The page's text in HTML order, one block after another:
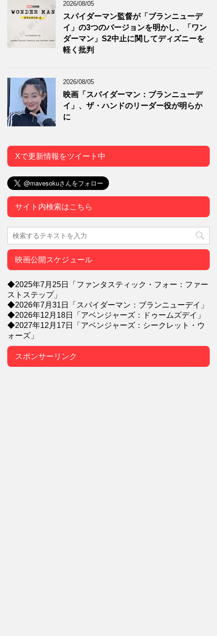
2026/08/05
スパイダーマン監督が「ブランニューデ
イ」の3つのバージョンを明かし、「ワン
ダーマン」S2中止に関してディズニーを
軽く批判
2026/08/05
映画「スパイダーマン：ブランニューデ
イ」、ザ・ハンドのリーダー役が明らか
に
Xで更新情報をツイート中
サイト内検索はこちら
映画公開スケジュール
◆2025年7月25日「ファンタスティック・フォー：ファー
ストステップ」
◆2026年7月31日「スパイダーマン：ブランニューデイ」
◆2026年12月18日「アベンジャーズ：ドゥームズデイ」
◆2027年12月17日「アベンジャーズ：シークレット・ウ
ォーズ」
スポンサーリンク